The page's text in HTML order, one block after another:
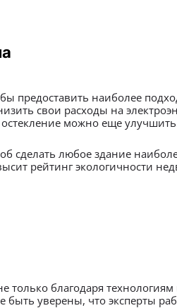
предоставить наиболее
свои расходы на
можно еще
сделать любое здание
рейтинг экологичности
благодаря
уверены, что эксперты